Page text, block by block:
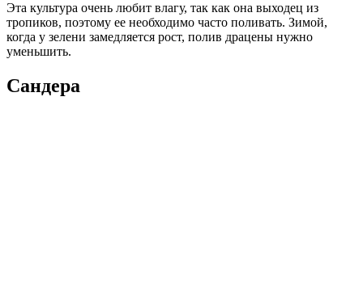
Эта культура очень любит влагу, так как она выходец из
тропиков, поэтому ее необходимо часто поливать. Зимой,
когда у зелени замедляется рост, полив драцены нужно
уменьшить.
Сандера